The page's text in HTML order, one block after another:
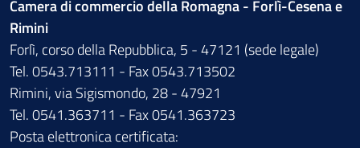
Camera di commercio della Romagna - Forlì-Cesena e
Rimini
Forlì, corso della Repubblica, 5 - 47121 (sede legale)
Tel. 0543.713111 - Fax 0543.713502
Rimini, via Sigismondo, 28 - 47921
Tel. 0541.363711 - Fax 0541.363723
Posta elettronica certificata: